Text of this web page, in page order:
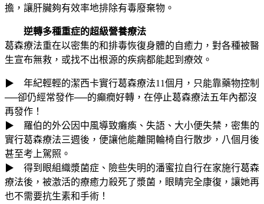
擔，讓肝臟夠有效率地排除有毒廢棄物。
逆轉多種重症的超級營養療法
葛森療法重在以密集的和排毒恢復身體的自癒力，對各種被醫
生宣布無救，或找不出根源的疾病都能起到療效。
▶ 年紀輕輕的潔西卡實行葛森療法11個月，只能靠藥物控制
──卻仍經常發作──的癲癇好轉，在停止葛森療法五年內都沒
再發作！
▶ 羅伯的外公因中風導致癱瘓、失語、大小便失禁，密集的
實行葛森療法三週後，便讓他能離開輪椅自行散步，八個月後
甚至考上駕照。
▶ 得到眼組織漿菌症、險些失明的潘蜜拉自行在家施行葛森
療法後，被激活的療癒力殺死了漿菌，眼睛完全康復，讓她再
也不需要抗生素和手術！